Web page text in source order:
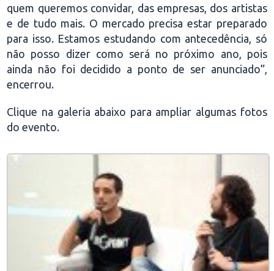
quem queremos convidar, das empresas, dos artistas
e de tudo mais. O mercado precisa estar preparado
para isso. Estamos estudando com antecedência, só
não posso dizer como será no próximo ano, pois
ainda não foi decidido a ponto de ser anunciado”,
encerrou.
Clique na galeria abaixo para ampliar algumas fotos
do evento.